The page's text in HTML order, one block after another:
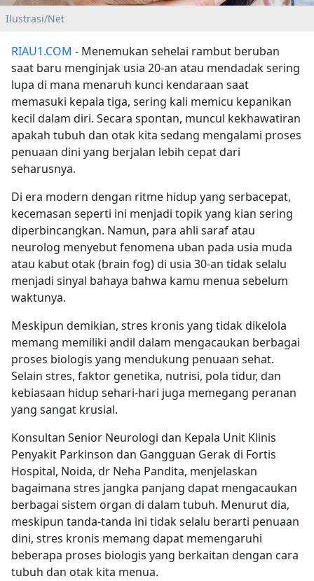
Ilustrasi/Net
RIAU1.COM - Menemukan sehelai rambut beruban
saat baru menginjak usia 20-an atau mendadak sering
lupa di mana menaruh kunci kendaraan saat
memasuki kepala tiga, sering kali memicu kepanikan
kecil dalam diri. Secara spontan, muncul kekhawatiran
apakah tubuh dan otak kita sedang mengalami proses
penuaan dini yang berjalan lebih cepat dari
seharusnya.
Di era modern dengan ritme hidup yang serbacepat,
kecemasan seperti ini menjadi topik yang kian sering
diperbincangkan. Namun, para ahli saraf atau
neurolog menyebut fenomena uban pada usia muda
atau kabut otak (brain fog) di usia 30-an tidak selalu
menjadi sinyal bahaya bahwa kamu menua sebelum
waktunya.
Meskipun demikian, stres kronis yang tidak dikelola
memang memiliki andil dalam mengacaukan berbagai
proses biologis yang mendukung penuaan sehat.
Selain stres, faktor genetika, nutrisi, pola tidur, dan
kebiasaan hidup sehari-hari juga memegang peranan
yang sangat krusial.
Konsultan Senior Neurologi dan Kepala Unit Klinis
Penyakit Parkinson dan Gangguan Gerak di Fortis
Hospital, Noida, dr Neha Pandita, menjelaskan
bagaimana stres jangka panjang dapat mengacaukan
berbagai sistem organ di dalam tubuh. Menurut dia,
meskipun tanda-tanda ini tidak selalu berarti penuaan
dini, stres kronis memang dapat memengaruhi
beberapa proses biologis yang berkaitan dengan cara
tubuh dan otak kita menua.